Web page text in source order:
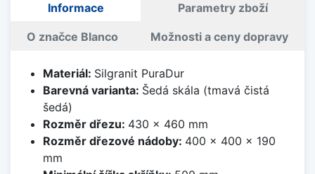
Informace Parametry zboží
O značce Blanco Možnosti a ceny dopravy
Materiál: Silgranit PuraDur
Barevná varianta: Šedá skála (tmavá čistá
šedá)
Rozměr dřezu: 430 x 460 mm
Rozměr dřezové nádoby: 400 x 400 x 190
mm